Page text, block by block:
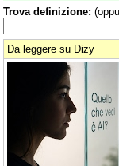
Trova definizione:
Da leggere su Dizy